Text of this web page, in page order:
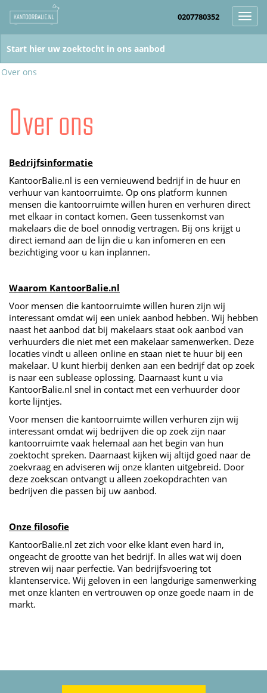
0207780352
Over ons
Over ons
Bedrijfsinformatie
KantoorBalie.nl is een vernieuwend bedrijf in de huur en
verhuur van kantoorruimte. Op ons platform kunnen
mensen die kantoorruimte willen huren en verhuren direct
met elkaar in contact komen. Geen tussenkomst van
makelaars die de boel onnodig vertragen. Bij ons krijgt u
direct iemand aan de lijn die u kan infomeren en een
bezichtiging voor u kan inplannen.
Waarom KantoorBalie.nl
Voor mensen die kantoorruimte willen huren zijn wij
interessant omdat wij een uniek aanbod hebben. Wij hebben
naast het aanbod dat bij makelaars staat ook aanbod van
verhuurders die niet met een makelaar samenwerken. Deze
locaties vindt u alleen online en staan niet te huur bij een
makelaar. U kunt hierbij denken aan een bedrijf dat op zoek
is naar een sublease oplossing. Daarnaast kunt u via
KantoorBalie.nl snel in contact met een verhuurder door
korte lijntjes.
Voor mensen die kantoorruimte willen verhuren zijn wij
interessant omdat wij bedrijven die op zoek zijn naar
kantoorruimte vaak helemaal aan het begin van hun
zoektocht spreken. Daarnaast kijken wij altijd goed naar de
zoekvraag en adviseren wij onze klanten uitgebreid. Door
deze zoekscan ontvangt u alleen zoekopdrachten van
bedrijven die passen bij uw aanbod.
Onze filosofie
KantoorBalie.nl zet zich voor elke klant even hard in,
ongeacht de grootte van het bedrijf. In alles wat wij doen
streven wij naar perfectie. Van bedrijfsvoering tot
klantenservice. Wij geloven in een langdurige samenwerking
met onze klanten en vertrouwen op onze goede naam in de
markt.